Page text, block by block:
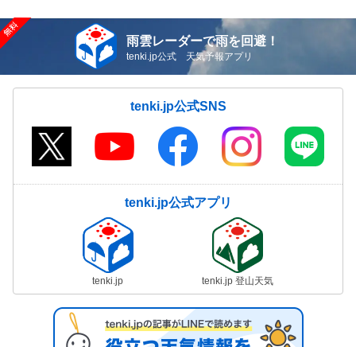
雨雲レーダーで雨を回避！
tenki.jp公式 天気予報アプリ
tenki.jp公式SNS
tenki.jp公式アプリ
tenki.jp tenki.jp 登山天気